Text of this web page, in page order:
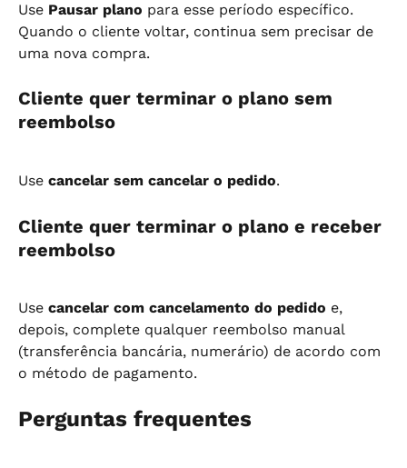
Use Pausar plano para esse período específico.
Quando o cliente voltar, continua sem precisar de
uma nova compra.
Cliente quer terminar o plano sem
reembolso
Use cancelar sem cancelar o pedido.
Cliente quer terminar o plano e receber
reembolso
Use cancelar com cancelamento do pedido e,
depois, complete qualquer reembolso manual
(transferência bancária, numerário) de acordo com
o método de pagamento.
Perguntas frequentes